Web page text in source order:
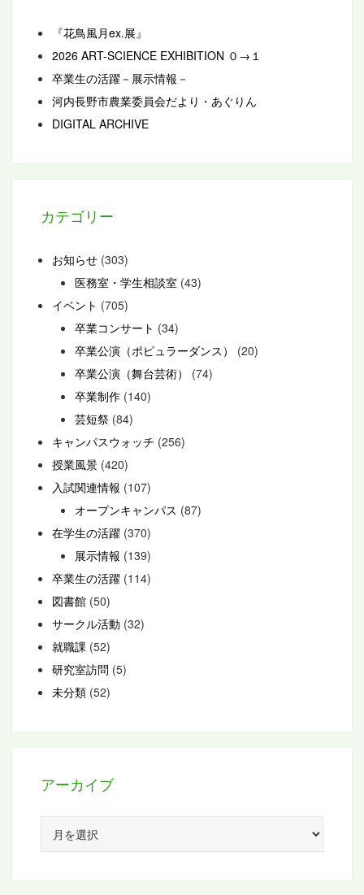
『花鳥風月ex.展』
2026 ART-SCIENCE EXHIBITION ０→１
卒業生の活躍－展示情報－
河内長野市農業委員会だより・あぐりん
DIGITAL ARCHIVE
カテゴリー
お知らせ (303)
医務室・学生相談室 (43)
イベント (705)
卒業コンサート (34)
卒業公演（ポピュラーダンス）
(20)
卒業公演（舞台芸術）
(74)
卒業制作 (140)
芸短祭 (84)
キャンパスウォッチ (256)
授業風景 (420)
入試関連情報 (107)
オープンキャンパス (87)
在学生の活躍 (370)
展示情報 (139)
卒業生の活躍 (114)
図書館 (50)
サークル活動 (32)
就職課 (52)
研究室訪問 (5)
未分類 (52)
アーカイブ
カ